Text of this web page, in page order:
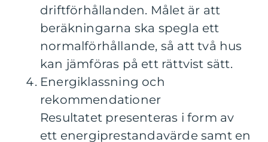
driftförhållanden. Målet är att
beräkningarna ska spegla ett
normalförhållande, så att två hus
kan jämföras på ett rättvist sätt.
Energiklassning och
rekommendationer
Resultatet presenteras i form av
ett energiprestandavärde samt en